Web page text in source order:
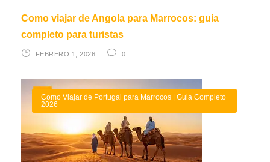
Como viajar de Angola para Marrocos: guia
completo para turistas
FEBRERO 1, 2026 0
Como Viajar de Portugal para Marrocos | Guia Completo
2026